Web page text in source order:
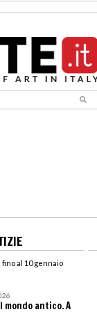
al 10 gennaio
mondo antico. A